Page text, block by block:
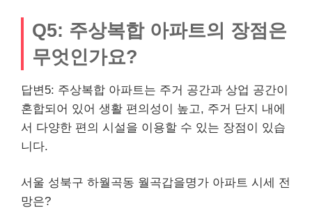
Q5: 주상복합 아파트의 장점은
무엇인가요?
답변5: 주상복합 아파트는 주거 공간과 상업 공간이
혼합되어 있어 생활 편의성이 높고, 주거 단지 내에
서 다양한 편의 시설을 이용할 수 있는 장점이 있습
니다.
서울 성북구 하월곡동 월곡갑을명가 아파트 시세 전
망은?